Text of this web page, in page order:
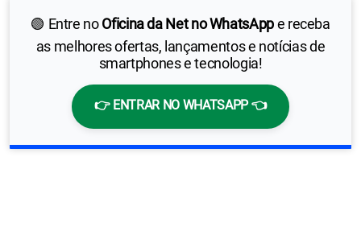
🟢 Entre noOficina da Net no WhatsAppe receba
as melhores ofertas, lançamentos e notícias de
smartphones e tecnologia!
👉 ENTRAR NO WHATSAPP 👈